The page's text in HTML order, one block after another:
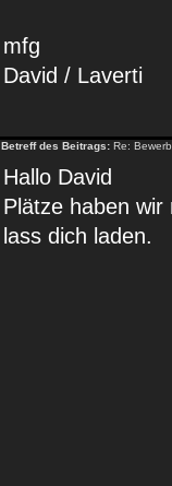
mfg
David / Laverti
Betreff des Beitrags: Re:
Hallo David
Plätze haben
lass dich laden.